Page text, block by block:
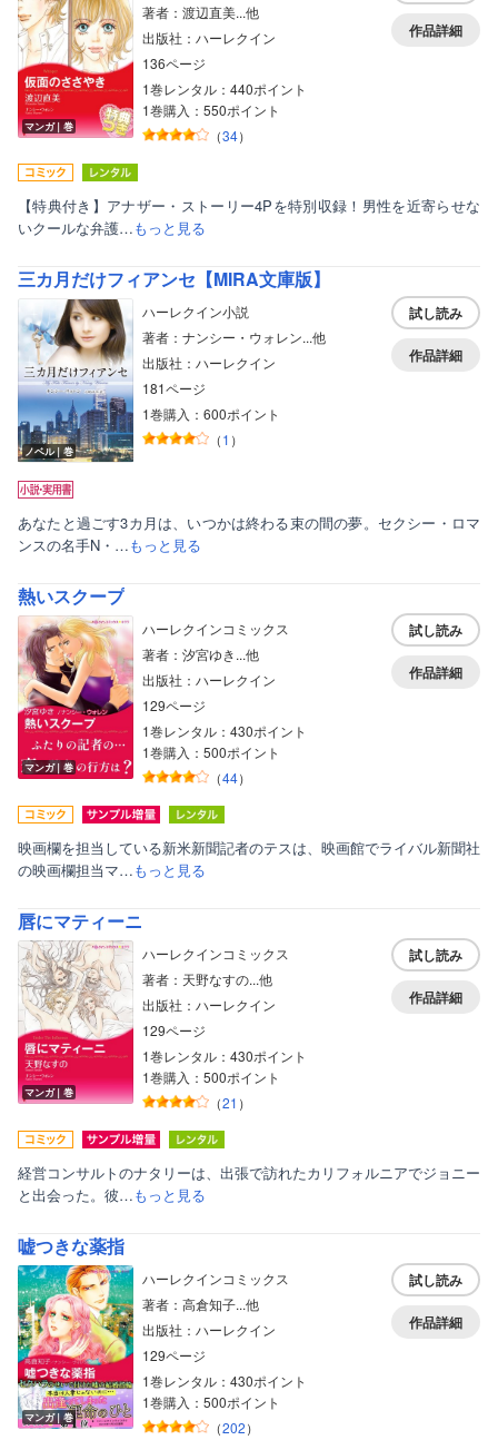
マンガ｜巻
著者：渡辺直美...他
出版社：ハーレクイン
136ページ
1巻レンタル：440ポイント
1巻購入：550ポイント
（34）
作品詳細
【特典付き】アナザー・ストーリー4Pを特別収録！男性を近寄らせな
いクールな弁護…もっと見る
三カ月だけフィアンセ【MIRA文庫版】
ノベル｜巻
ハーレクイン小説
著者：ナンシー・ウォレン...他
出版社：ハーレクイン
181ページ
1巻購入：600ポイント
（1 ）
試し読み
作品詳細
あなたと過ごす3カ月は、いつかは終わる束の間の夢。セクシー・ロマ
ンスの名手N・…もっと見る
熱いスクープ
マンガ｜巻
ハーレクインコミックス
著者：汐宮ゆき...他
出版社：ハーレクイン
129ページ
1巻レンタル：430ポイント
1巻購入：500ポイント
（44）
試し読み
作品詳細
映画欄を担当している新米新聞記者のテスは、映画館でライバル新聞社
の映画欄担当マ…もっと見る
唇にマティーニ
マンガ｜巻
ハーレクインコミックス
著者：天野なすの...他
出版社：ハーレクイン
129ページ
1巻レンタル：430ポイント
1巻購入：500ポイント
（21 ）
試し読み
作品詳細
経営コンサルトのナタリーは、出張で訪れたカリフォルニアでジョニー
と出会った。彼…もっと見る
嘘つきな薬指
マンガ｜巻
ハーレクインコミックス
著者：高倉知子...他
出版社：ハーレクイン
129ページ
1巻レンタル：430ポイント
1巻購入：500ポイント
（202）
試し読み
作品詳細